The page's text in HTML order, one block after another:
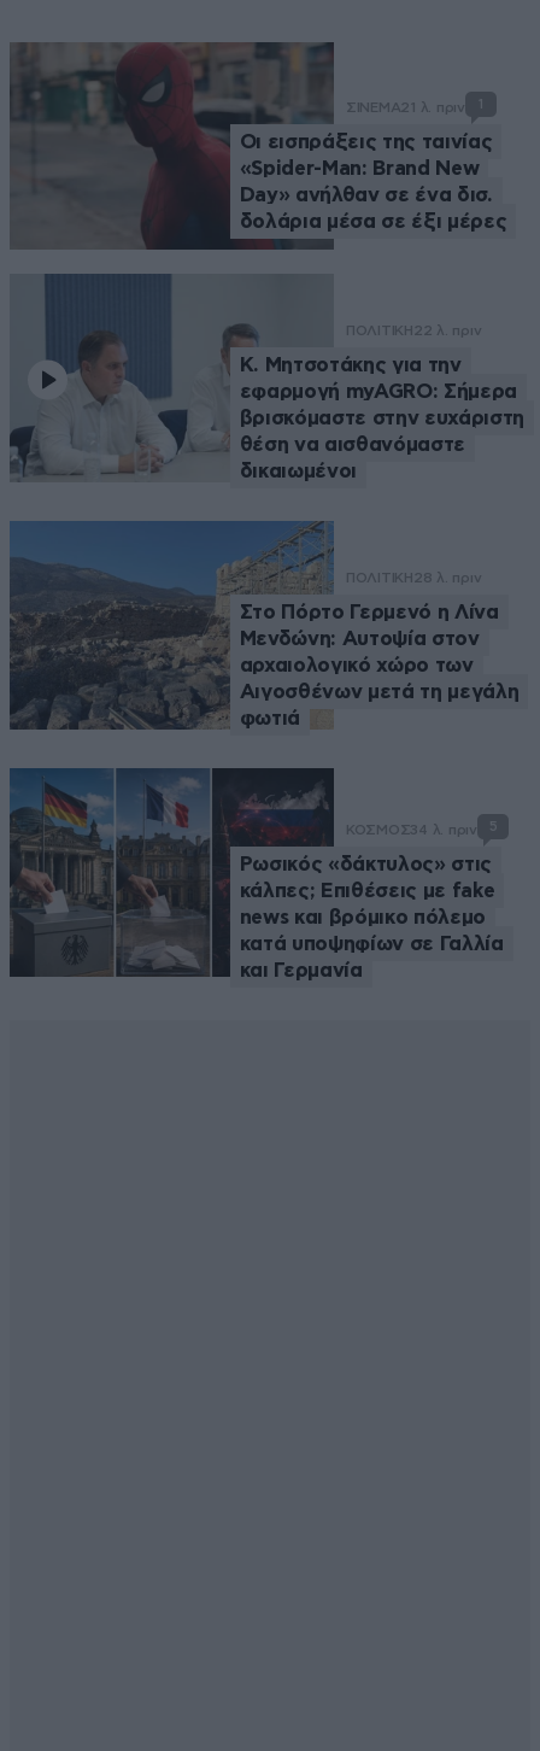
ΣΙΝΕΜΑ21 λ. πριν 1
Οι εισπράξεις της ταινίας
«Spider-Man: Brand New
Day» ανήλθαν σε ένα δισ.
δολάρια μέσα σε έξι μέρες
ΠΟΛΙΤΙΚΗ22 λ. πριν
Κ. Μητσοτάκης για την
εφαρμογή myAGRO: Σήμερα
βρισκόμαστε στην ευχάριστη
θέση να αισθανόμαστε
δικαιωμένοι
ΠΟΛΙΤΙΚΗ28 λ. πριν
Στο Πόρτο Γερμενό η Λίνα
Μενδώνη: Αυτοψία στον
αρχαιολογικό χώρο των
Αιγοσθένων μετά τη μεγάλη
φωτιά
ΚΟΣΜΟΣ34 λ. πριν 5
Ρωσικός «δάκτυλος» στις
κάλπες; Επιθέσεις με fake
news και βρόμικο πόλεμο
κατά υποψηφίων σε Γαλλία
και Γερμανία